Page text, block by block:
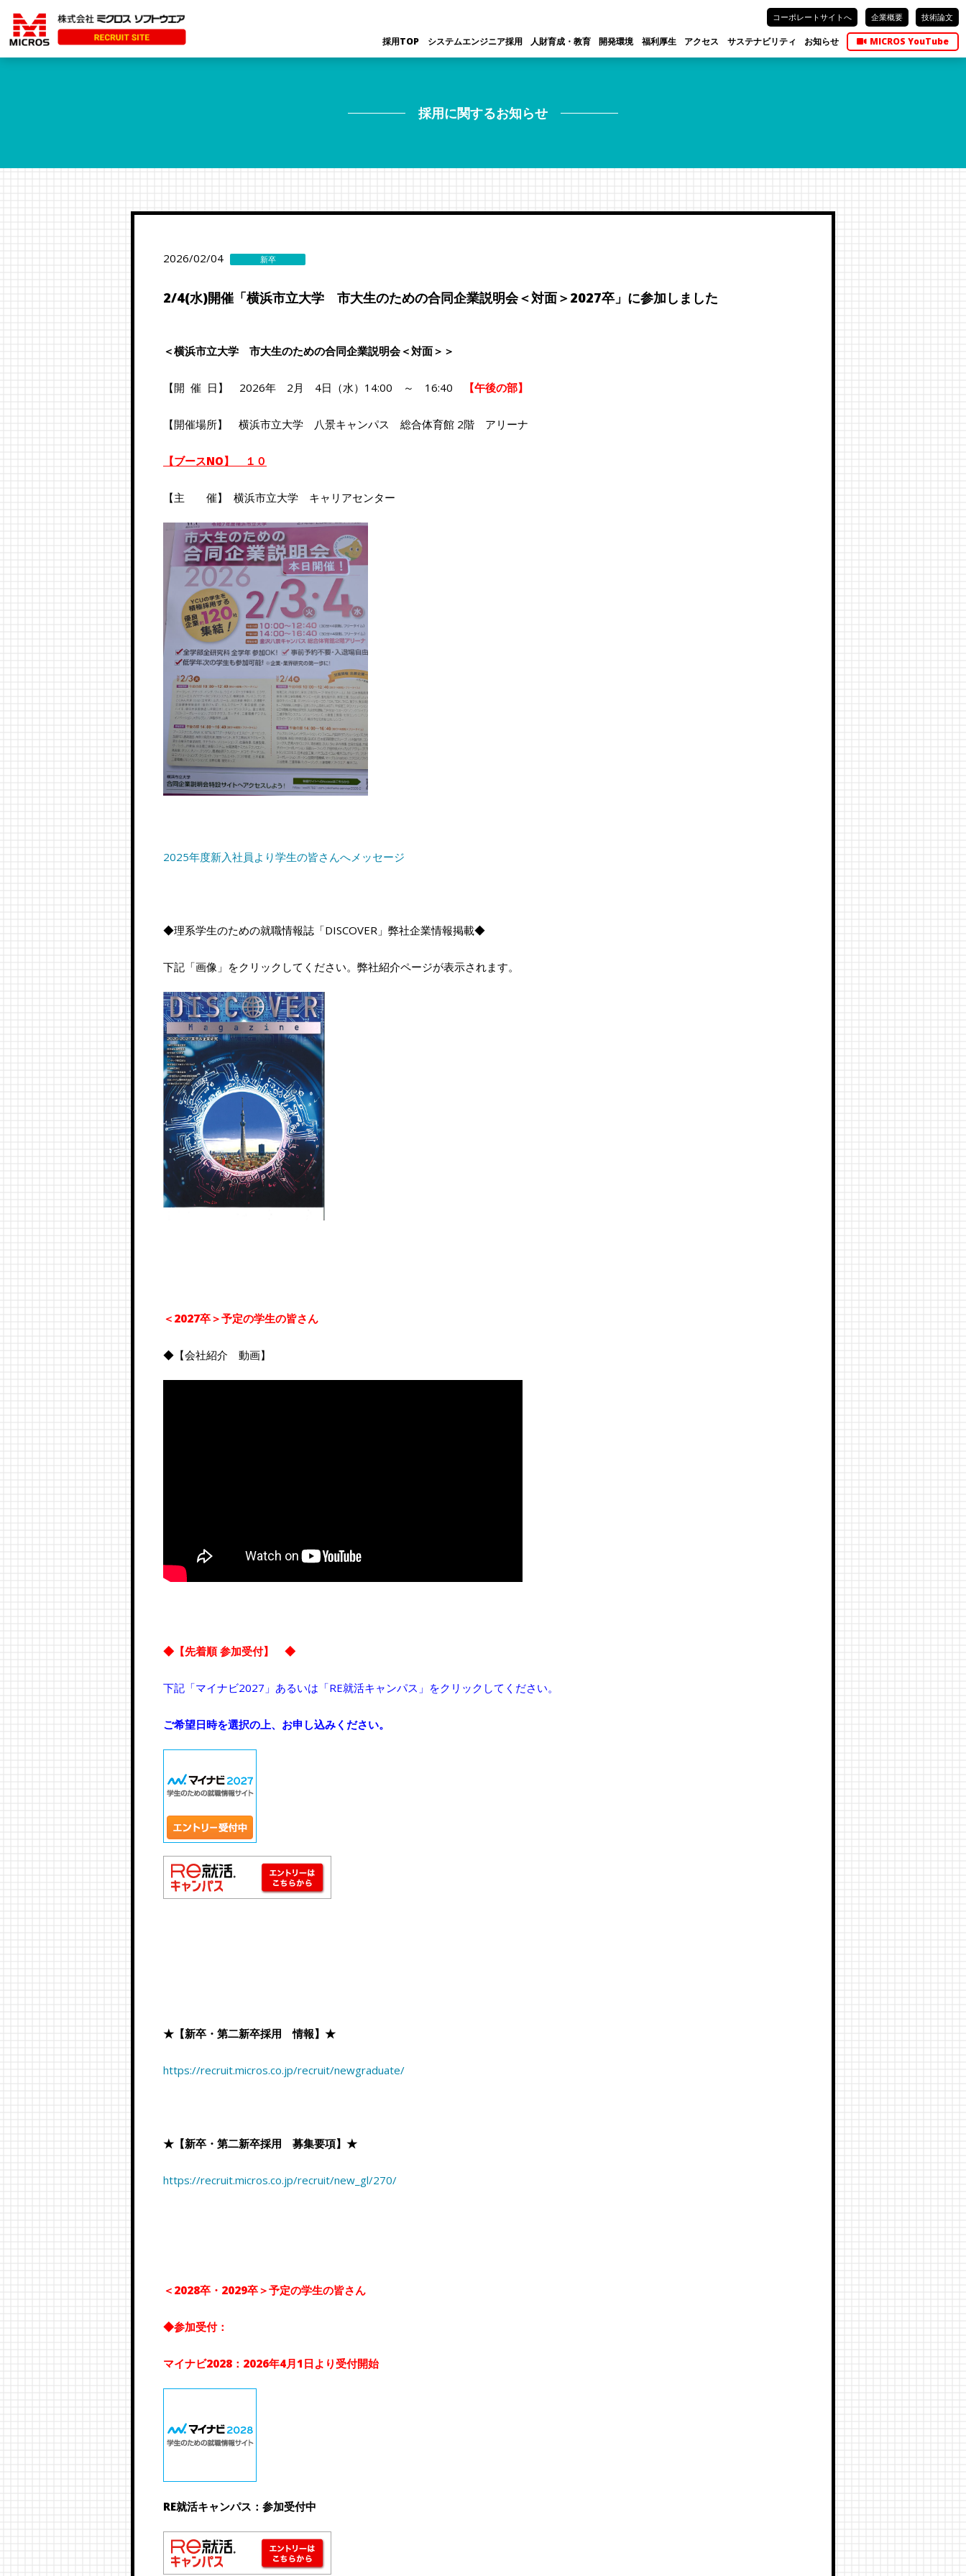
コーポレートサイトへ 企業概要 技術論文
採用TOP システムエンジニア採用 人財育成・教育 開発環境 福利厚生 アクセス サステナビリティ お知らせ MICROS YouTube
採用に関するお知らせ
2026/02/04 新卒
2/4(水)開催「横浜市立大学 市大生のための合同企業説明会＜対面＞2027卒」に参加しました
＜横浜市立大学 市大生のための合同企業説明会＜対面＞ ＞
【開 催 日】 2026年 2月 4日（水）14:00 ～ 16:40 【午後の部】
【開催場所】 横浜市立大学 八景キャンパス 総合体育館 2階 アリーナ
【ブースNO】 １０
【主 催】 横浜市立大学 キャリアセンター
2025年度新入社員より学生の皆さんへメッセージ
◆理系学生のための就職情報誌「DISCOVER」弊社企業情報掲載◆
下記「画像」をクリックしてください。弊社紹介ページが表示されます。
＜2027卒＞予定の学生の皆さん
◆【会社紹介 動画】
◆【先着順 参加受付】 ◆
下記「マイナビ2027」あるいは「RE就活キャンパス」をクリックしてください。
ご希望日時を選択の上、お申し込みください。
★【新卒・第二新卒採用 情報】★
https://recruit.micros.co.jp/recruit/newgraduate/
★【新卒・第二新卒採用 募集要項】★
https://recruit.micros.co.jp/recruit/new_gl/270/
＜2028卒・2029卒＞予定の学生の皆さん
◆参加受付：
マイナビ2028：2026年4月1日より受付開始
RE就活キャンパス：参加受付中